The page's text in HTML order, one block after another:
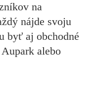
na
nájde svoju
byť aj obchodné
alebo